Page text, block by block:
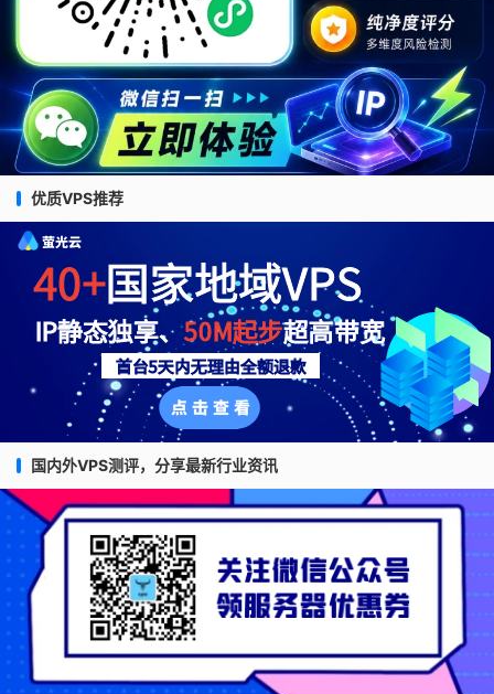
优质VPS推荐
国内外VPS测评，分享最新行业资讯